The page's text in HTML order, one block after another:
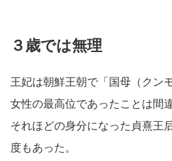
３歳では無理
王妃は朝鮮王朝で「国母（クン
女性の最高位であったことは間
それほどの身分になった貞熹王
度もあった。